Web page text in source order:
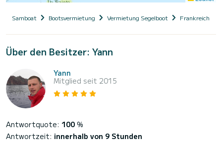
Samboat Bootsvermietung Vermietung Segelboot Frankreich
Über den Besitzer: Yann
Yann
Mitglied seit 2015
Antwortquote: 100 %
Antwortzeit: innerhalb von 9 Stunden